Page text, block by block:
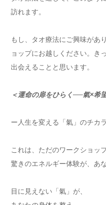
訪れます。
もし、タオ療法にご興味があ
ョップにお越しください。きっ
出会えることと思います。
＜運命の扉をひらく──氣×希
ー人生を変える「氣」のチカ
これは、ただのワークショッ
驚きのエネルギー体験が、あ
目に見えない「氣」が、